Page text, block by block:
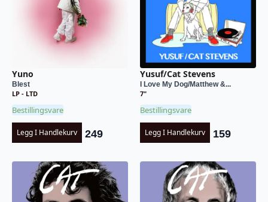
Yuno
Blest
LP - LTD
Bestillingsvare
Legg I Handlekurv 249
Yusuf/Cat Stevens
I Love My Dog/Matthew &...
7"
Bestillingsvare
Legg I Handlekurv 159